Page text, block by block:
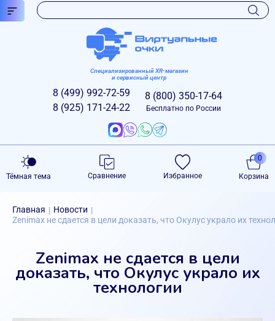
Специализированный XR-магазин
и сервисный центр
8 (499) 992-72-59
8 (925) 171-24-22
8 (800) 350-17-64
Бесплатно по России
Тёмная тема Сравнение Избранное Корзина
0
Главная | Новости |
Zenimax не сдается в цели доказать, что Окулус украло их
Zenimax не сдается в цели
доказать, что Окулус украло их
технологии